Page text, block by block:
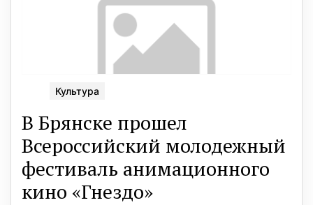
Культура
В Брянске прошел
Всероссийский молодежный
фестиваль анимационного
кино «Гнездо»